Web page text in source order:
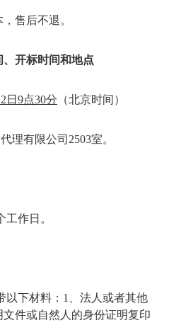
，售后不退。
、开标时间和地点
日 9点30分 （北京时间）
理有限公司 2503室。
工作日。
以下材料： 1
、法人或者其他
件或自然人的身份证明复印